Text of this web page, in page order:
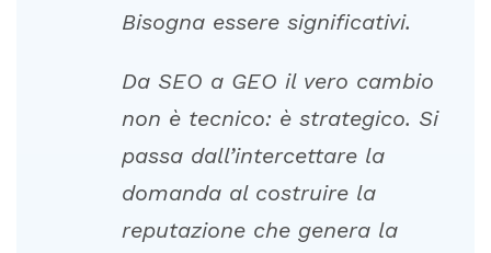
Bisogna essere significativi.
Da SEO a GEO il vero cambio
non è tecnico: è strategico. Si
passa dall’intercettare la
domanda al costruire la
reputazione che genera la